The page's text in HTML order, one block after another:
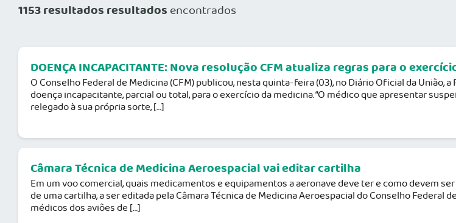
1153 resultados resultados encontrados
DOENÇA INCAPACITANTE: Nova resolução CFM atualiza regras para o
O Conselho Federal de Medicina (CFM) publicou, nesta quinta-feira (03), no Diário Oficial da União,
doença incapacitante, parcial ou total, para o exercício da medicina. “O médico que apresentar
relegado à sua própria sorte, […]
Câmara Técnica de Medicina Aeroespacial vai editar cartilha
Em um voo comercial, quais medicamentos e equipamentos a aeronave deve ter e como devem
de uma cartilha, a ser editada pela Câmara Técnica de Medicina Aeroespacial do Conselho Federal
médicos dos aviões de […]